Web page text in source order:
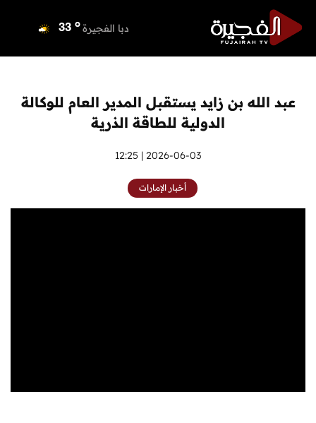
دبا الفجيرة 33 o
أم القيوين 33 o
راس الخيمة
الفجيرة
عبد الله بن زايد يستقبل المدير العام للوكالة
الدولية للطاقة الذرية
2026-06-03 | 12:25
أخبار الإمارات